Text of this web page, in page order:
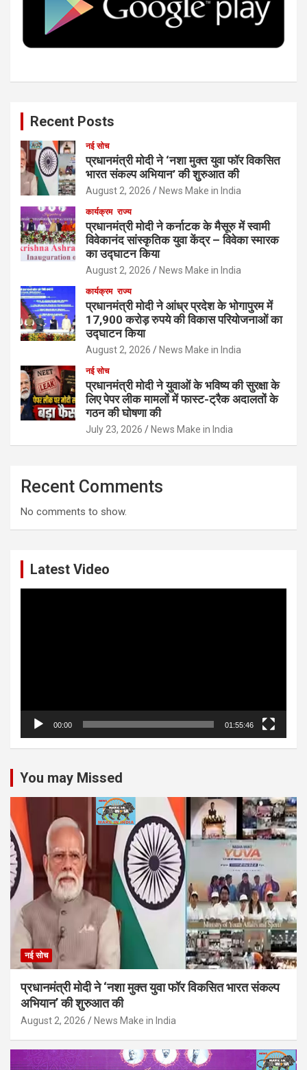
k n
Recent Posts
नई सोच
प्रधानमंत्री मोदी ने ‘नशा मुक्त युवा फॉर विकसित
भारत संकल्प अभियान’ की शुरुआत की
August 2, 2026 News Make in India
कार्यक्रम राज्य
प्रधानमंत्री मोदी ने कर्नाटक के मैसूरु में स्वामी
विवेकानंद सांस्कृतिक युवा केंद्र – विवेका स्मारक
का उद्घाटन किया
August 2, 2026 News Make in India
कार्यक्रम राज्य
प्रधानमंत्री मोदी ने आंध्र प्रदेश के भोगापुरम में
17,900 करोड़ रुपये की विकास परियोजनाओं का
उद्घाटन किया
August 2, 2026 News Make in India
नई सोच
प्रधानमंत्री मोदी ने युवाओं के भविष्य की सुरक्षा के
लिए पेपर लीक मामलों में फास्ट-ट्रैक अदालतों के
गठन की घोषणा की
July 23, 2026 News Make in India
Recent Comments
No comments to show.
Latest Video
00:00 01:55:46
You may Missed
नई सोच
प्रधानमंत्री मोदी ने ‘नशा मुक्त युवा फॉर विकसित भारत संकल्प
अभियान’ की शुरुआत की
August 2, 2026 News Make in India